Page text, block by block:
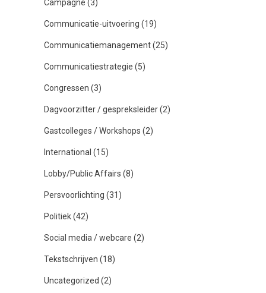
Campagne (3)
Communicatie-uitvoering (19)
Communicatiemanagement(25)
Communicatiestrategie (5)
Congressen (3)
Dagvoorzitter / gespreksleider(2)
Gastcolleges / Workshops (2)
International (15)
Lobby/Public Affairs (8)
Persvoorlichting (31)
Politiek(42)
Social media / webcare (2)
Tekstschrijven (18)
Uncategorized (2)